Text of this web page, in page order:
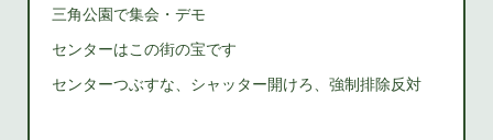
三角公園で集会・デモ
センターはこの街の宝です
センターつぶすな、シャッター開けろ、強制排除反対